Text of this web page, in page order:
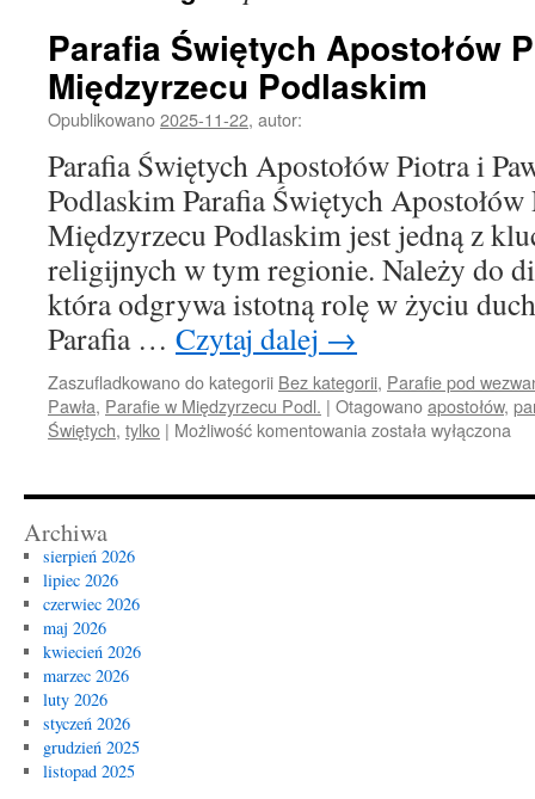
Parafia Świętych Apostołów
Międzyrzecu Podlaskim
Opublikowano2025-11-22, autor:
Parafia Świętych Apostołów Piotra i
Podlaskim Parafia Świętych Apostołów
Międzyrzecu Podlaskim jest jedną z
religijnych w tym regionie. Należy do
która odgrywa istotną rolę w życiu
Parafia … Czytaj dalej →
Zaszufladkowano do kategorii Bez kategorii, Parafie pod
Pawła, Parafie w Międzyrzecu Podl. | Otagowanoapostołów,
Świętych, tylko | Możliwość komentowania Parafia
Piotra
została wyłączona
Archiwa
sierpień 2026
lipiec 2026
czerwiec 2026
maj 2026
kwiecień 2026
marzec 2026
luty 2026
styczeń 2026
grudzień 2025
listopad 2025